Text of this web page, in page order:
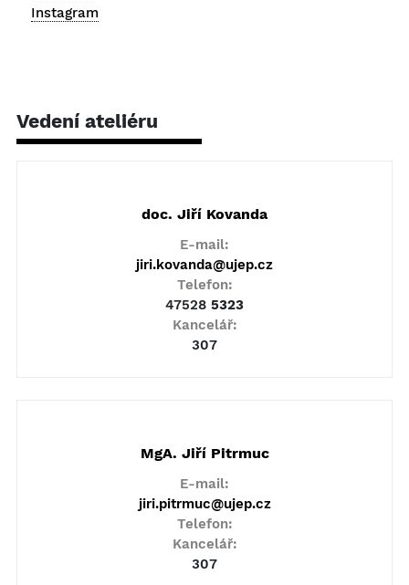
Instagram
Vedení ateliéru
doc. Jiří Kovanda
E-mail:
jiri.kovanda@ujep.cz
Telefon:
47528 5323
Kancelář:
307
MgA. Jiří Pitrmuc
E-mail:
jiri.pitrmuc@ujep.cz
Telefon:
Kancelář:
307